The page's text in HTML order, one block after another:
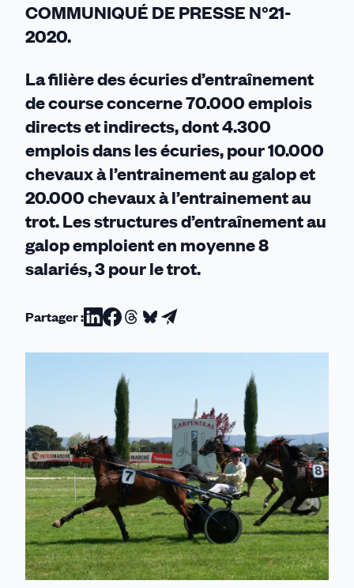
écuries
course
péril
COMMUNIQUÉ DE PRESSE N°21-
2020.
La filière des écuries d’entraînement
de course concerne 70.000 emplois
directs et indirects, dont 4.300
emplois dans les écuries, pour 10.000
chevaux à l’entrainement au galop et
20.000 chevaux à l’entrainement au
trot. Les structures d’entraînement au
galop emploient en moyenne 8
salariés, 3 pour le trot.
Partager :Partager
sur
Linkedin
Partager
sur
Facebook
Partager
sur
Threads
Partager
sur
Partager
par